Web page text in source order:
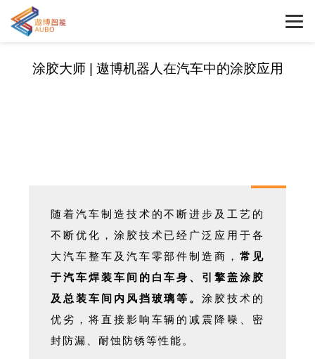
涂胶大师 | 遨博机器人在汽车中的涂胶应用
随着汽车制造技术的不断进步及工艺的
不断优化，涂胶技术已经广泛应用于各
大汽车整车及汽车零部件制造商， 常见
于汽车焊装车间的白车身、引擎盖涂胶
及总装车间内风挡玻璃等。涂胶技术的
优劣，将直接影响车辆的减震降噪、密
封防漏、耐蚀防锈等性能。